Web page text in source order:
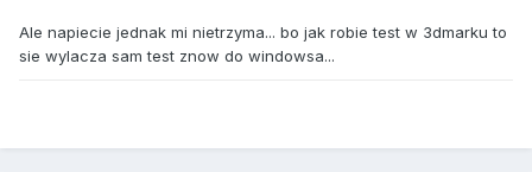
Ale napiecie jednak mi nietrzyma... bo jak robie test w 3dmarku to
sie wylacza sam test znow do windowsa...